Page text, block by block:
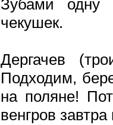
Зубами одну
чекушек.
Дергачев
Подходим,
на поляне!
венгров